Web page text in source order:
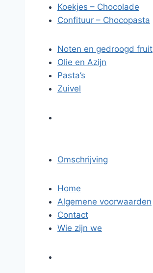
Koekjes – Chocolade
Confituur – Chocopasta
Noten en gedroogd fruit
Olie en Azijn
Pasta’s
Zuivel
Omschrijving
Home
Algemene voorwaarden
Contact
Wie zijn we